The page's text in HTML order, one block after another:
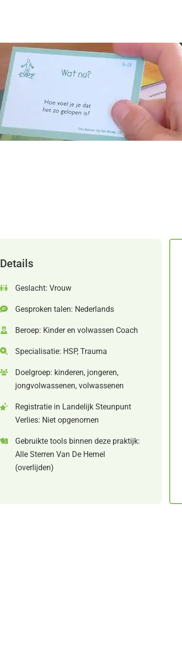
Details
Geslacht: Vrouw
Gesproken talen: Nederlands
Beroep: Kinder en volwassen Coach
Specialisatie: HSP, Trauma
Doelgroep: kinderen, jongeren,
jongvolwassenen, volwassenen
Registratie in Landelijk Steunpunt
Verlies: Niet opgenomen
Gebruikte tools binnen deze praktijk:
Alle Sterren Van De Hemel
(overlijden)